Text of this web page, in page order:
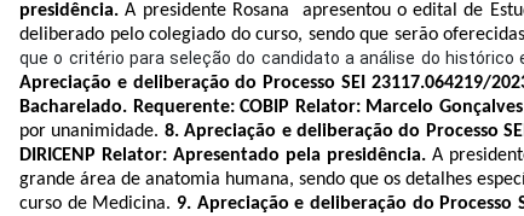
presidência.A presidente Rosana apresentou o edital de
deliberado pelo colegiado do curso, sendo que serão oferecidas
que o critério para seleção do candidato a análise do histórico
Apreciação e deliberação do Processo SEI 23117.064219/
Bacharelado. Requerente: COBIP Relator: Marcelo
por unanimidade. 8. Apreciação e deliberação do Processo
DIRICENP Relator: Apresentado pela presidência.A
grande área de anatomia humana, sendo que os detalhes
curso de Medicina. 9. Apreciação e deliberação do